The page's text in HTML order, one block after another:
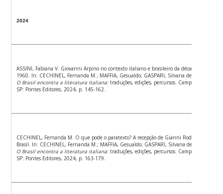
2024
ASSINI, Fabiana V. Giovanni Arpino no contexto italiano e brasileiro da década de
1960. In: CECHINEL, Fernanda M.; MAFFIA, Gesualdo; GASPARI, Silvana de (org.).
O Brasil encontra a literatura italiana: traduções, edições, percursos. Campinas,
SP: Pontes Editores, 2024, p. 145-162.
CECHINEL, Fernanda M. O que pode o paratexto? A recepção de Gianni Rodari no
Brasil. In: CECHINEL, Fernanda M.; MAFFIA, Gesualdo; GASPARI, Silvana de (org.).
O Brasil encontra a literatura italiana: traduções, edições, percursos. Campinas,
SP: Pontes Editores, 2024, p. 163-179.